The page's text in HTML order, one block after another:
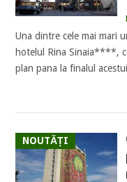
Una dintre cele mai mari
hotelul Rina Sinaia****,
plan pana la finalul
NOUTĂȚI